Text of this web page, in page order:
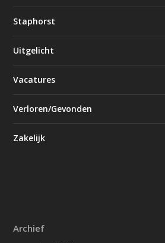
Staphorst
Uitgelicht
Vacatures
Verloren/Gevonden
Zakelijk
Archief